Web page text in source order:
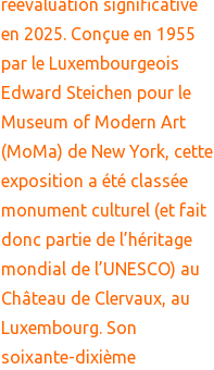
réévaluation significative
en 2025. Conçue en 1955
par le Luxembourgeois
Edward Steichen pour le
Museum of Modern Art
(MoMa) de New York, cette
exposition a été classée
monument culturel (et fait
donc partie de l’héritage
mondial de l’UNESCO) au
Château de Clervaux, au
Luxembourg. Son
soixante-dixième